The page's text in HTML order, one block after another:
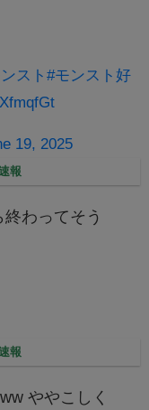
スト #モンスト好
19, 2025
報
わってそう
報
ややこしく